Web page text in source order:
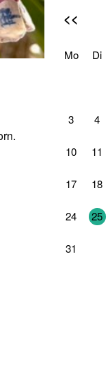
<<
Mo Di
3 4
10 11
17 18
24 25
31